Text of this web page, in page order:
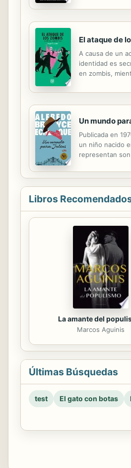
El ataque de
A causa de un
identidad es
en zombis,
Un mundo
Publicada en
un niño nacido
representan
Libros
La amante del
Marcos Aguinis
Últimas Búsquedas
test El gato con botas